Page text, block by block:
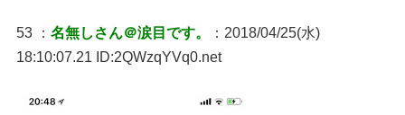
53 ： 名無しさん＠涙目です。
：2018/04/25(水)
18:10:07.21 ID:2QWzqYVq0.net